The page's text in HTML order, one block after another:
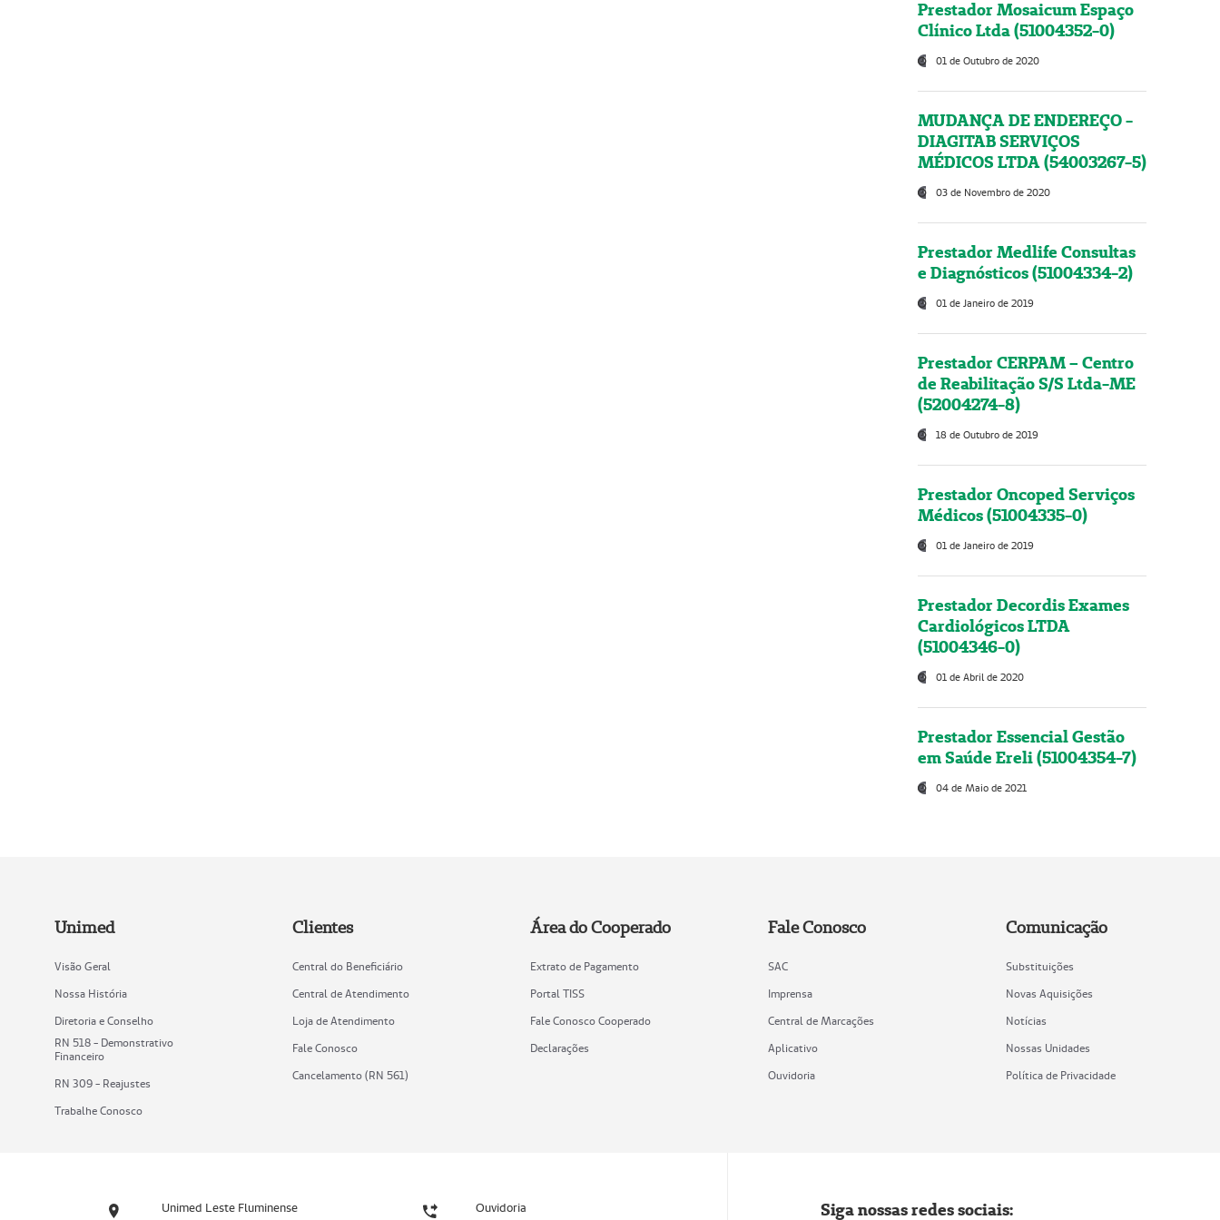
Prestador Mosaicum Espaço
Clínico Ltda (51004352-0)
01 de Outubro de 2020
MUDANÇA DE ENDEREÇO -
DIAGITAB SERVIÇOS
MÉDICOS LTDA (54003267-5)
03 de Novembro de 2020
Prestador Medlife Consultas
e Diagnósticos (51004334-2)
01 de Janeiro de 2019
Prestador CERPAM – Centro
de Reabilitação S/S Ltda-ME
(52004274-8)
18 de Outubro de 2019
Prestador Oncoped Serviços
Médicos (51004335-0)
01 de Janeiro de 2019
Prestador Decordis Exames
Cardiológicos LTDA
(51004346-0)
01 de Abril de 2020
Prestador Essencial Gestão
em Saúde Ereli (51004354-7)
04 de Maio de 2021
Unimed
Visão Geral
Nossa História
Diretoria e Conselho
RN 518 - Demonstrativo
Financeiro
RN 309 - Reajustes
Trabalhe Conosco
Clientes
Central do Beneficiário
Central de Atendimento
Loja de Atendimento
Fale Conosco
Cancelamento (RN 561)
Área do Cooperado
Extrato de Pagamento
Portal TISS
Fale Conosco Cooperado
Declarações
Fale Conosco
SAC
Imprensa
Central de Marcações
Aplicativo
Ouvidoria
Comunicação
Substituições
Novas Aquisições
Notícias
Nossas Unidades
Política de Privacidade
Unimed Leste Fluminense Ouvidoria Siga nossas redes sociais: